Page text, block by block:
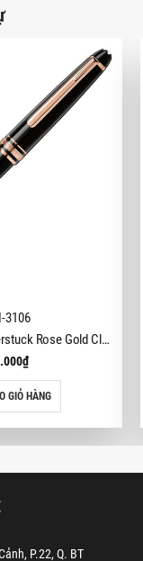
3106
Bút bi Montblanc Meisterstuck Rose Gold Classique MB112679 (Mã mới MB132488)
₫
GIỎ HÀNG
P.22, Q. BT